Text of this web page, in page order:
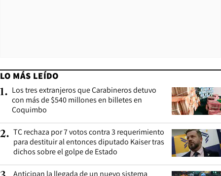
LO MÁS LEÍDO
1. Los tres extranjeros que Carabineros detuvo
con más de $540 millones en billetes en
Coquimbo
2. TC rechaza por 7 votos contra 3 requerimiento
para destituir al entonces diputado Kaiser tras
dichos sobre el golpe de Estado
Anticipan la llegada de un nuevo sistema